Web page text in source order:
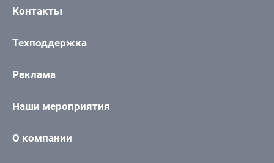
Контакты
Техподдержка
Реклама
Наши мероприятия
О компании